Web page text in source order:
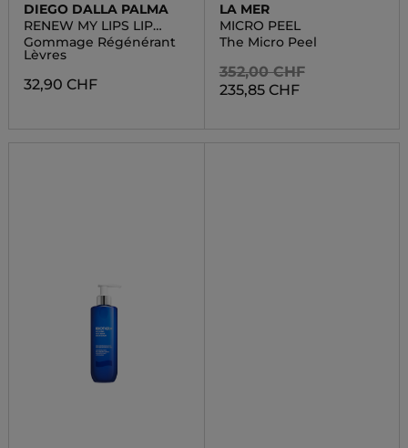
DIEGO DALLA PALMA
RENEW MY LIPS LIP
RENEWAL SCRUB
Gommage Régénérant
Lèvres
32,90 CHF
LA MER
MICRO PEEL
The Micro Peel
352,00 CHF
235,85 CHF